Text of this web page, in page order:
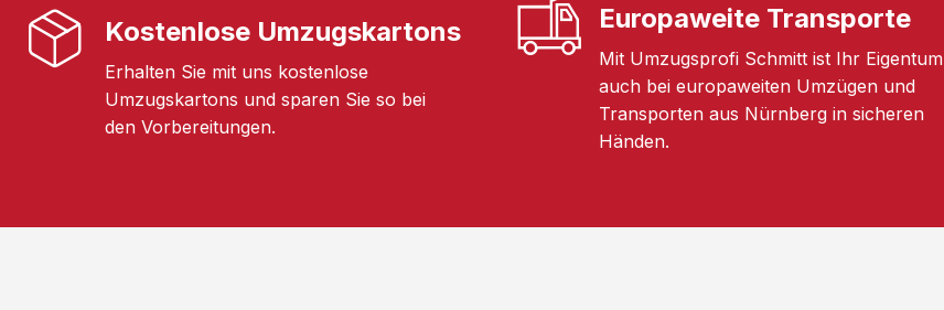
Kostenlose Umzugskartons
Erhalten Sie mit uns kostenlose
Umzugskartons und sparen Sie so bei
den Vorbereitungen.
Europaweite Transporte
Mit Umzugsprofi Schmitt ist Ihr Eigentum
auch bei europaweiten Umzügen und
Transporten aus Nürnberg in sicheren
Händen.